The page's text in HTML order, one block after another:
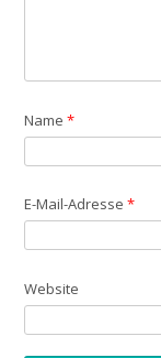
Name *
E-Mail-Adresse *
Website